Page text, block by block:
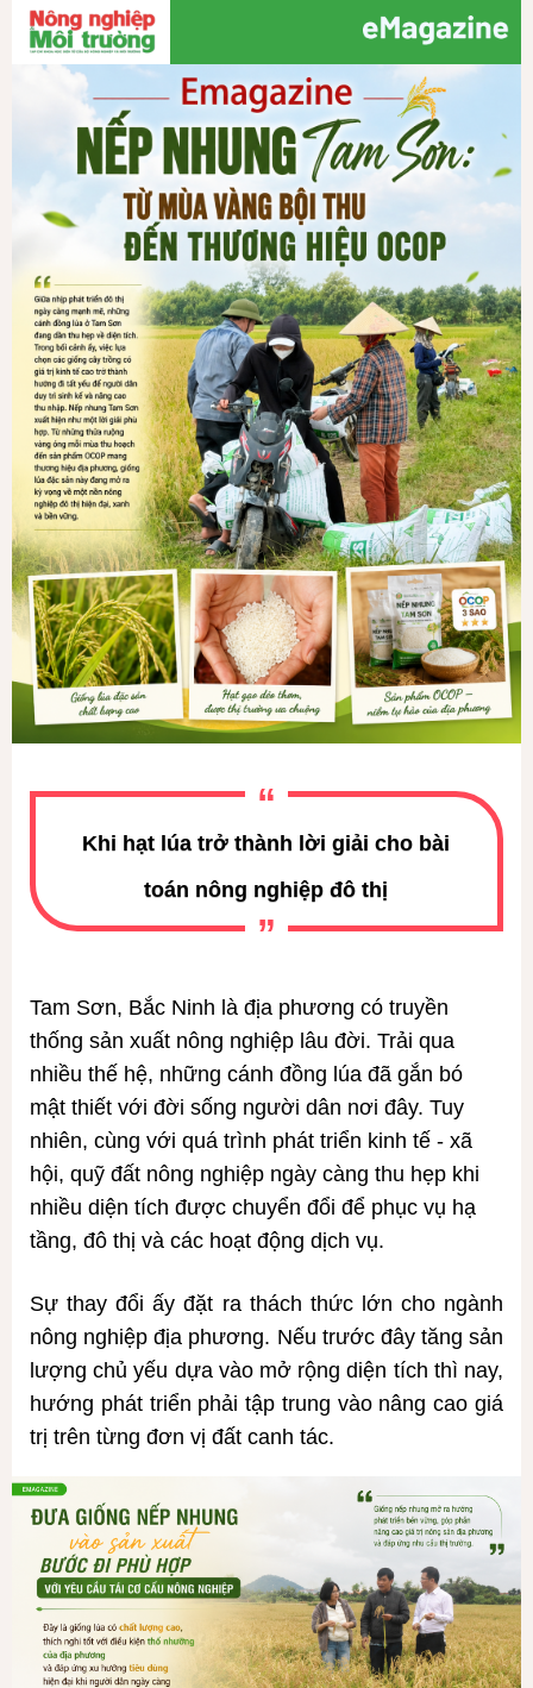
Khi hạt lúa trở thành lời giải cho bài
toán nông nghiệp đô thị
Tam Sơn, Bắc Ninh là địa phương có truyền
thống sản xuất nông nghiệp lâu đời. Trải qua
nhiều thế hệ, những cánh đồng lúa đã gắn bó
mật thiết với đời sống người dân nơi đây. Tuy
nhiên, cùng với quá trình phát triển kinh tế - xã
hội, quỹ đất nông nghiệp ngày càng thu hẹp khi
nhiều diện tích được chuyển đổi để phục vụ hạ
tầng, đô thị và các hoạt động dịch vụ.
Sự thay đổi ấy đặt ra thách thức lớn cho ngành
nông nghiệp địa phương. Nếu trước đây tăng sản
lượng chủ yếu dựa vào mở rộng diện tích thì nay,
hướng phát triển phải tập trung vào nâng cao giá
trị trên từng đơn vị đất canh tác.